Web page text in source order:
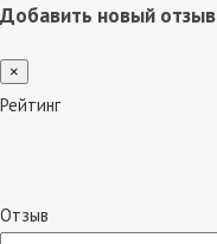
Добавить новый отзыв
×
Рейтинг
Отзыв